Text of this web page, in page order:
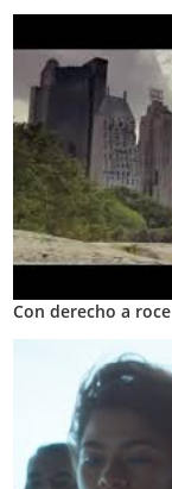
Con derecho a roce